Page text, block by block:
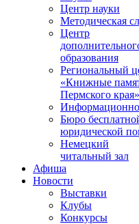
Центр науки
Методическая
Центр
образования
Региональный
«Книжные
Пермского края»
Бюро
юридической
Немецкий
читальный зал
Афиша
Новости
Выставки
Клубы
Конкурсы